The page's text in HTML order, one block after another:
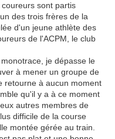
sont partis
des trois frères de la
d'un jeune athlète des
de l'ACPM, le club
je dépasse le
à mener un groupe de
retourne à aucun moment
qu'il y a à ce moment
autres membres de
difficile de la course
montée gérée au train.